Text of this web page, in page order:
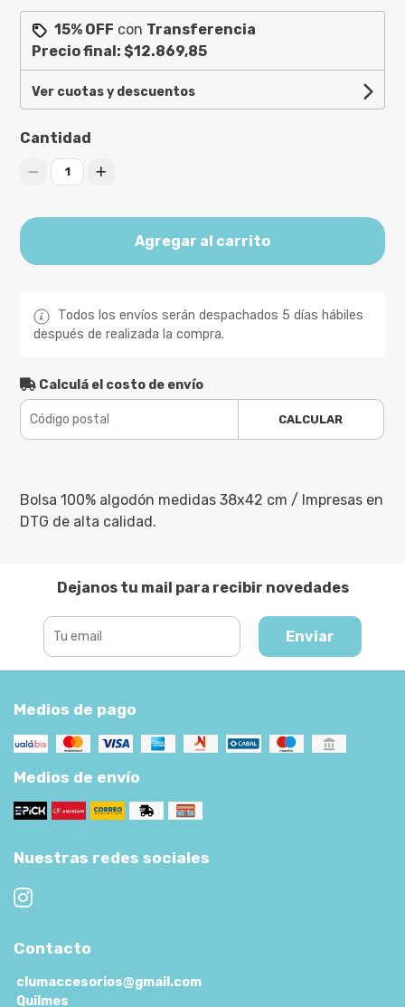
15% OFF con Transferencia
Precio final:$12.869,85
Ver cuotas y descuentos
Cantidad
1
Agregar al carrito
Todos los envíos serán despachados 5 días hábiles
después de realizada la compra.
Calculá el costo de envío
CALCULAR
Bolsa 100% algodón medidas 38x42 cm / Impresas en
DTG de alta calidad.
Dejanos tu mail para recibir novedades
Enviar
Medios de pago
Medios de envío
Nuestras redes sociales
Contacto
clumaccesorios@gmail.com
Quilmes